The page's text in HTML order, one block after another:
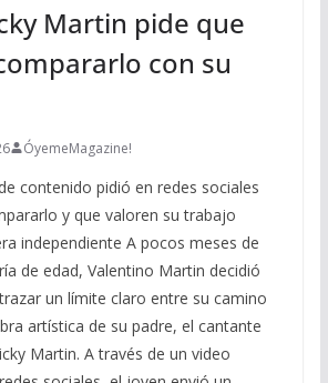
Martin pide que
con su
ÓyemeMagazine!
contenido pidió en redes sociales
y que valoren su trabajo
independiente A pocos meses de
de edad, Valentino Martin decidió
un límite claro entre su camino
artística de su padre, el cantante
Martin. A través de un video